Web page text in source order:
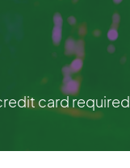
card required